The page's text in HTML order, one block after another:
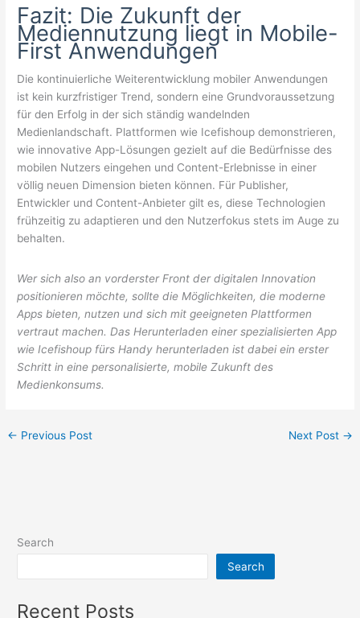
Fazit: Die Zukunft der
Mediennutzung liegt in Mobile-
First Anwendungen
Die kontinuierliche Weiterentwicklung mobiler Anwendungen
ist kein kurzfristiger Trend, sondern eine Grundvoraussetzung
für den Erfolg in der sich ständig wandelnden
Medienlandschaft. Plattformen wie Icefishoup demonstrieren,
wie innovative App-Lösungen gezielt auf die Bedürfnisse des
mobilen Nutzers eingehen und Content-Erlebnisse in einer
völlig neuen Dimension bieten können. Für Publisher,
Entwickler und Content-Anbieter gilt es, diese Technologien
frühzeitig zu adaptieren und den Nutzerfokus stets im Auge zu
behalten.
Wer sich also an vorderster Front der digitalen Innovation
positionieren möchte, sollte die Möglichkeiten, die moderne
Apps bieten, nutzen und sich mit geeigneten Plattformen
vertraut machen. Das Herunterladen einer spezialisierten App
wie Icefishoup fürs Handy herunterladen ist dabei ein erster
Schritt in eine personalisierte, mobile Zukunft des
Medienkonsums.
← Previous Post Next Post →
Search
Search
Recent Posts